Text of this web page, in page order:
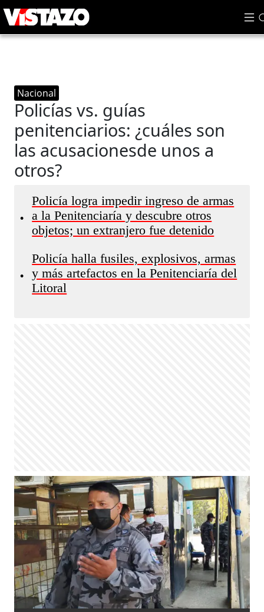
Nacional
Policías vs. guías
penitenciarios: ¿cuáles son
las acusacionesde unos a
otros?
•
Policía logra impedir ingreso de armas
a la Penitenciaría y descubre otros
objetos; un extranjero fue detenido
•
Policía halla fusiles, explosivos, armas
y más artefactos en la Penitenciaría del
Litoral